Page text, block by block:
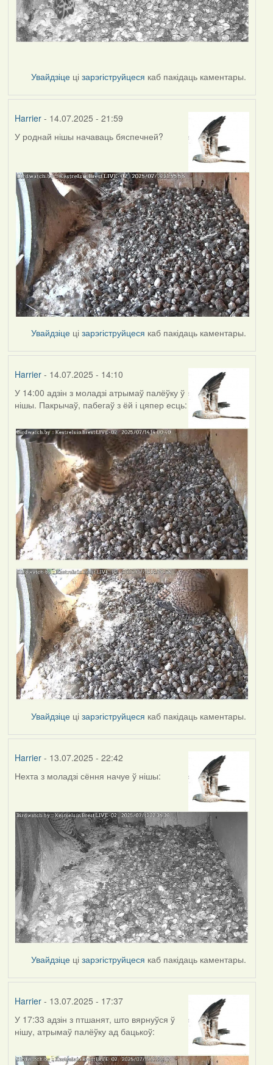
Увайдзіце цізарэгіструйцеся каб пакідаць каментары.
Harrier- 14.07.2025 - 21:59
У роднай нішы начаваць бяспечней?
Увайдзіце цізарэгіструйцеся каб пакідаць каментары.
Harrier- 14.07.2025 - 14:10
У 14:00 адзін з моладзі атрымаў палёўку ў
нішы. Пакрычаў, пабегаў з ёй і цяпер есць:
Увайдзіце цізарэгіструйцеся каб пакідаць каментары.
Harrier- 13.07.2025 - 22:42
Нехта з моладзі сёння начуе ў нішы:
Увайдзіце цізарэгіструйцеся каб пакідаць каментары.
Harrier- 13.07.2025 - 17:37
У 17:33 адзін з птшанят, што вярнуўся ў
нішу, атрымаў палёўку ад бацькоў: